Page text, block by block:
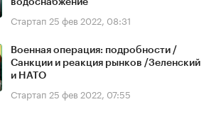
Стартап 25 фев 2022, 08:31
Военная операция: подробности /
Санкции и реакция рынков /Зеленский
и НАТО
Стартап 25 фев 2022, 07:55